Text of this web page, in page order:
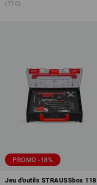
(TTC)
PROMO -18%
Jeu d'outils STRAUSSbox 118